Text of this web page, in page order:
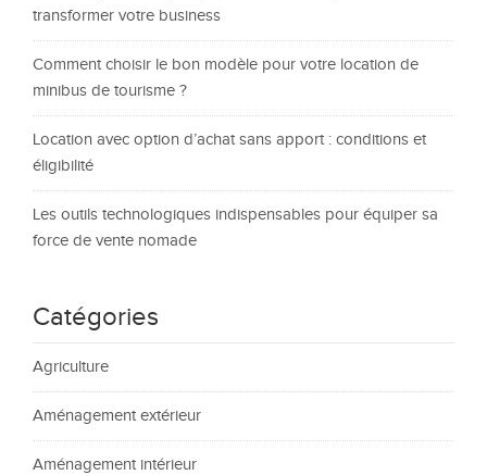
transformer votre business
Comment choisir le bon modèle pour votre location de
minibus de tourisme ?
Location avec option d’achat sans apport : conditions et
éligibilité
Les outils technologiques indispensables pour équiper sa
force de vente nomade
Catégories
Agriculture
Aménagement extérieur
Aménagement intérieur